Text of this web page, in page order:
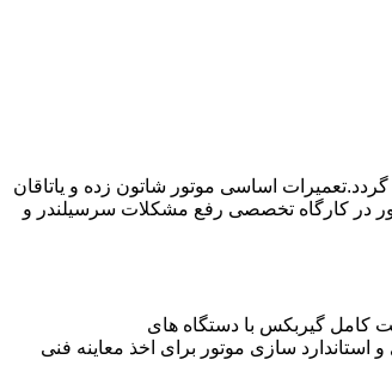
اساسی موتور شاتون زده و یاتاقان
در کارگاه تخصصی رفع مشکلات سرسیلندر و
کامل گیربکس با دستگاه های
سازی موتور برای اخذ معاینه فنی